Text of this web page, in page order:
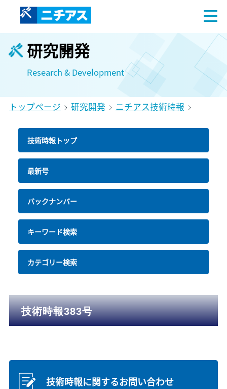
研究開発
Research & Development
トップページ 研究開発 ニチアス技術時報
技術時報トップ
最新号
バックナンバー
キーワード検索
カテゴリー検索
技術時報383号
技術時報に関するお問い合わせ